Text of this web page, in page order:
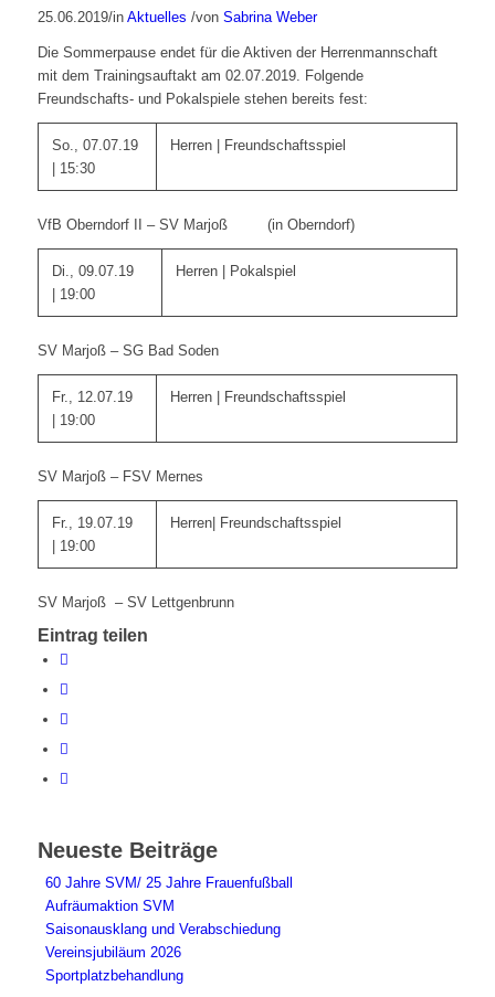
25.06.2019/in Aktuelles /von Sabrina Weber
Die Sommerpause endet für die Aktiven der Herrenmannschaft
mit dem Trainingsauftakt am 02.07.2019. Folgende
Freundschafts- und Pokalspiele stehen bereits fest:
So., 07.07.19
| 15:30
Herren | Freundschaftsspiel
VfB Oberndorf II – SV Marjoß (in Oberndorf)
Di., 09.07.19
| 19:00
Herren | Pokalspiel
SV Marjoß – SG Bad Soden
Fr., 12.07.19
| 19:00
Herren | Freundschaftsspiel
SV Marjoß – FSV Mernes
Fr., 19.07.19
| 19:00
Herren| Freundschaftsspiel
SV Marjoß – SV Lettgenbrunn
Eintrag teilen
Neueste Beiträge
60 Jahre SVM/ 25 Jahre Frauenfußball
Aufräumaktion SVM
Saisonausklang und Verabschiedung
Vereinsjubiläum 2026
Sportplatzbehandlung